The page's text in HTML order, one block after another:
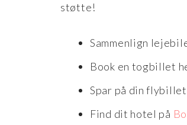
støtte!
Sammenlign
Book en togbillet
Spar på din
Find dit hotel på